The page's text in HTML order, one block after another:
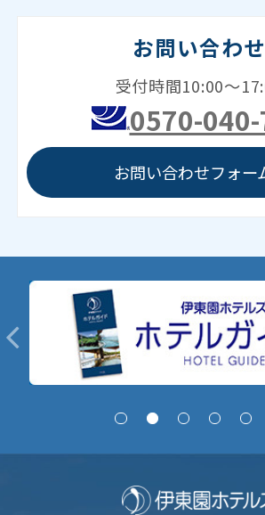
お問い合わせ
受付時間10:00～
0570-
お問い合わせフォー